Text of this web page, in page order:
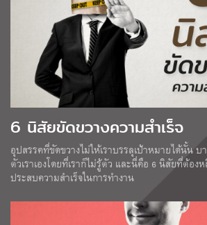
6 นิสัยขัดขวางความสำเร็จ
อุปสรรคที่ขัดขวางไม่ให้เราบรรลุเป้าหมายได้นั้น บ
ตัวเราเองโดยที่เราก็ไม่รู้ตัว และนี่คือ 6 นิสัยที่ต้อง
ประสบความสำเร็จในการทำงาน